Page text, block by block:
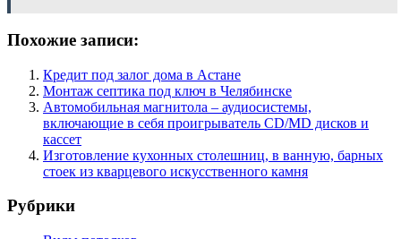
Похожие записи:
Кредит под залог дома в Астане
Монтаж септика под ключ в Челябинске
Автомобильная магнитола – аудиосистемы,
включающие в себя проигрыватель CD/MD дисков и
кассет
Изготовление кухонных столешниц, в ванную, барных
стоек из кварцевого искусственного камня
Рубрики